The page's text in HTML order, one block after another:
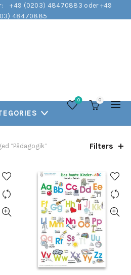
+49 (0203) 48470883 oder +49
48470885
0 0
“Pädagogik” Filters